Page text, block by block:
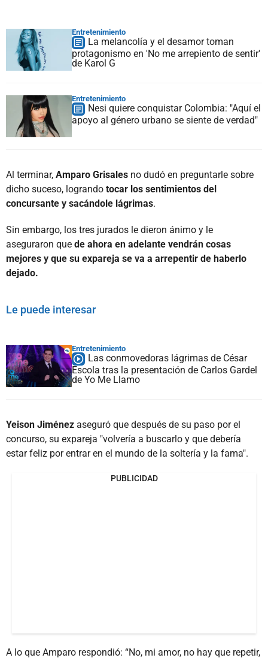
Entretenimiento
La melancolía y el desamor toman
protagonismo en 'No me arrepiento de sentir'
de Karol G
Entretenimiento
Nesi quiere conquistar Colombia: "Aquí el
apoyo al género urbano se siente de verdad"
Al terminar, Amparo Grisales no dudó en preguntarle sobre
dicho suceso, logrando tocar los sentimientos del
concursante y sacándole lágrimas.
Sin embargo, los tres jurados le dieron ánimo y le
aseguraron que de ahora en adelante vendrán cosas
mejores y que su expareja se va a arrepentir de haberlo
dejado.
Le puede interesar
Entretenimiento
Las conmovedoras lágrimas de César
Escola tras la presentación de Carlos Gardel
de Yo Me Llamo
Yeison Jiménez aseguró que después de su paso por el
concurso, su expareja "volvería a buscarlo y que debería
estar feliz por entrar en el mundo de la soltería y la fama".
PUBLICIDAD
A lo que Amparo respondió: “No, mi amor, no hay que repetir,